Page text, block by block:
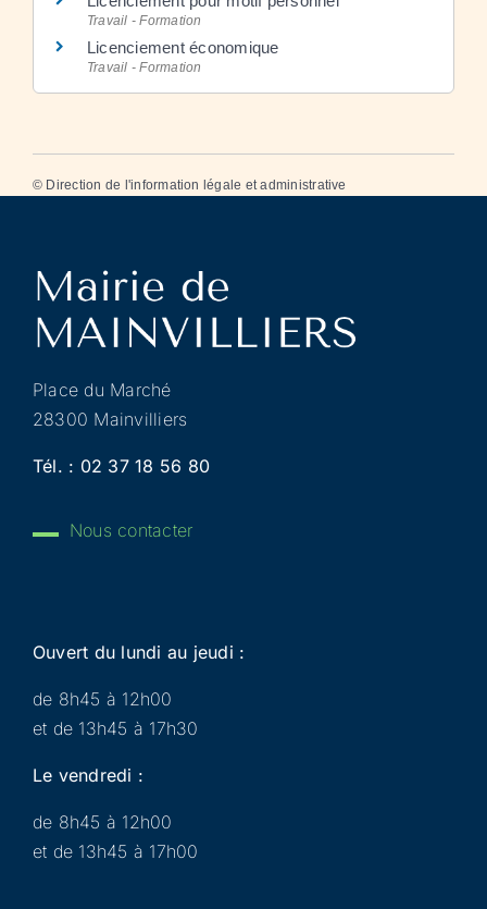
Travail - Formation
Licenciement économique
Travail - Formation
© Direction de l'information légale et administrative
Place du Marché
28300 Mainvilliers
Tél. : 02 37 18 56 80
Nous contacter
Ouvert du lundi au jeudi :
de 8h45 à 12h00
et de 13h45 à 17h30
Le vendredi :
de 8h45 à 12h00
et de 13h45 à 17h00